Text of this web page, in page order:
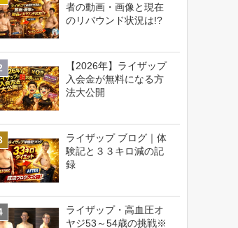
者の動画・画像と現在
のリバウンド状況は!?
【2026年】ライザップ
入会金が無料になる方
法大公開
ライザップ ブログ｜体
験記と３３キロ減の記
録
ライザップ・高血圧オ
ヤジ53～54歳の挑戦※